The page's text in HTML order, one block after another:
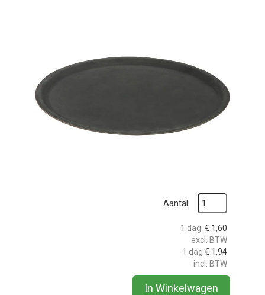
Aantal:
1 dag € 1,60
excl. BTW
1 dag € 1,94
incl. BTW
In Winkelwagen